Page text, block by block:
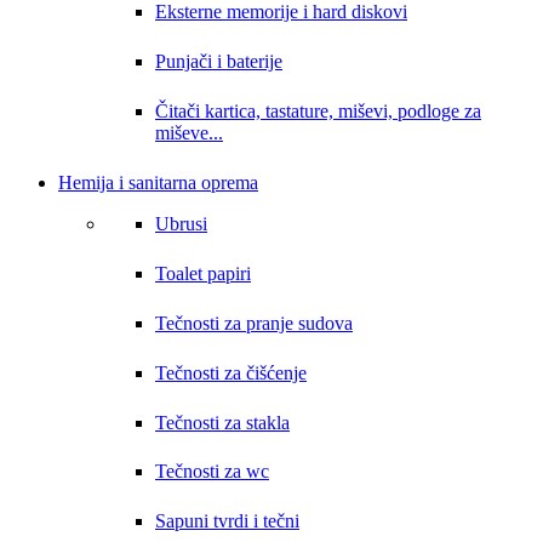
Eksterne memorije i hard diskovi
Punjači i baterije
Čitači kartica, tastature, miševi, podloge za
miševe...
Hemija i sanitarna oprema
Ubrusi
Toalet papiri
Tečnosti za pranje sudova
Tečnosti za čišćenje
Tečnosti za stakla
Tečnosti za wc
Sapuni tvrdi i tečni